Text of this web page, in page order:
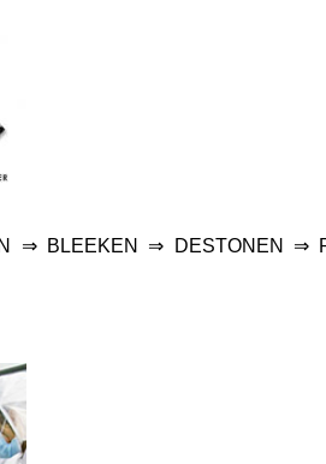
⇒ BLEEKEN ⇒ DESTONEN